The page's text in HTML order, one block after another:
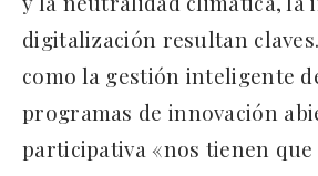
digitalización resultan
como la gestión inteligente
programas de innovación
participativa «nos tienen